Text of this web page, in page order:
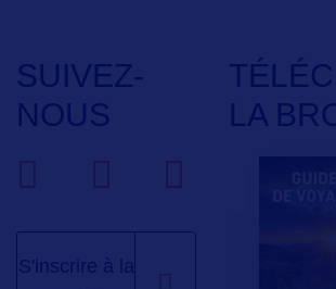
SUIVEZ-
NOUS
S'inscrire à la
LA